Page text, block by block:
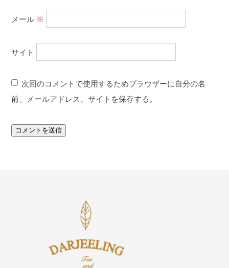
メール ※
サイト
次回のコメントで使用するためブラウザーに自分の名
前、メールアドレス、サイトを保存する。